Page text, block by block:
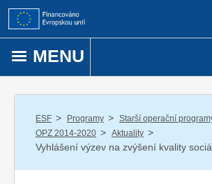
Přejít k obsahu
MENU
ESF / Programy / Starší operační
OPZ 2014-2020 / Aktuality /
Vyhlášení výzev na zvýšení kvality